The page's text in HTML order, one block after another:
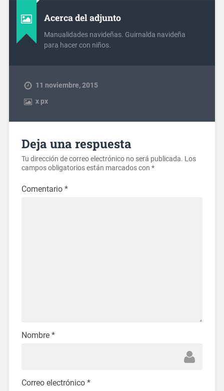
Acerca del adjunto
Manualidades navideñas. Guirnalda navideña
para hacer con niños.
11 noviembre, 2015
xpx
Deja una respuesta
Tu dirección de correo electrónico no será publicada. Los
campos obligatorios están marcados con *
Comentario *
Nombre *
Correo electrónico *